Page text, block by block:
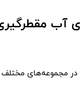
آب
مجموعه‌های مختلف